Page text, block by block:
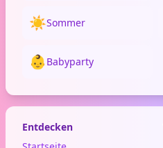
☀️Sommer
👶 Babyparty
Entdecken